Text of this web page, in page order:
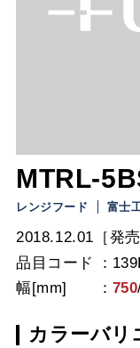
MTRL-
レンジフード 富士
2018.12.01［発
品目コード
幅[mm]
750
カラーバリ